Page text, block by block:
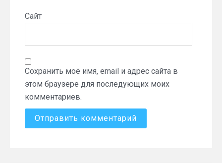
Сайт
Сохранить моё имя, email и адрес сайта в
этом браузере для последующих моих
комментариев.